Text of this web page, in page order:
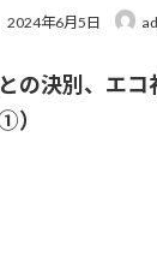
最
新
時
2024年6月5日
の決別、エコ
）